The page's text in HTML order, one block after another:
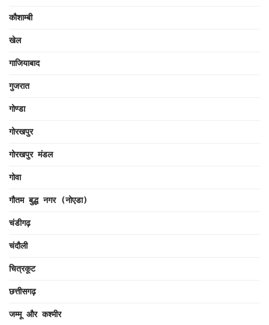
कौशाम्बी
खेल
गाजियाबाद
गुजरात
गोण्डा
गोरखपुर
गोरखपुर मंडल
गोवा
गौतम बुद्ध नगर (नोएडा)
चंडीगढ़
चंदौली
चित्रकूट
छत्तीसगढ़
जम्मू और कश्मीर